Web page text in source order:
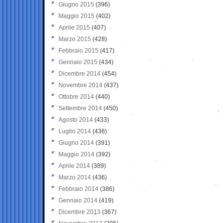
Giugno 2015 (396)
Maggio 2015 (402)
Aprile 2015 (407)
Marzo 2015 (428)
Febbraio 2015 (417)
Gennaio 2015 (434)
Dicembre 2014 (454)
Novembre 2014 (437)
Ottobre 2014 (440)
Settembre 2014 (450)
Agosto 2014 (433)
Luglio 2014 (436)
Giugno 2014 (391)
Maggio 2014 (392)
Aprile 2014 (389)
Marzo 2014 (436)
Febbraio 2014 (386)
Gennaio 2014 (419)
Dicembre 2013 (367)